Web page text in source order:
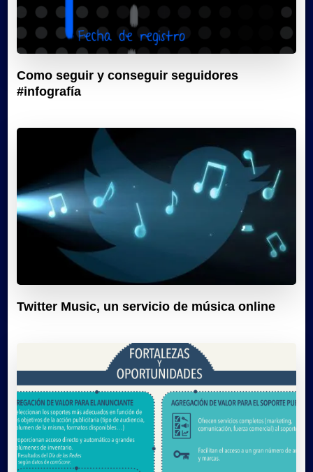
Como seguir y conseguir seguidores
#infografía
Twitter Music, un servicio de música online